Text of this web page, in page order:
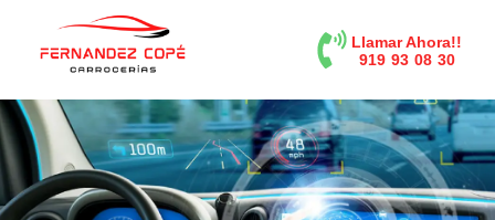
Llamar Ahora!!
919 93 08 30